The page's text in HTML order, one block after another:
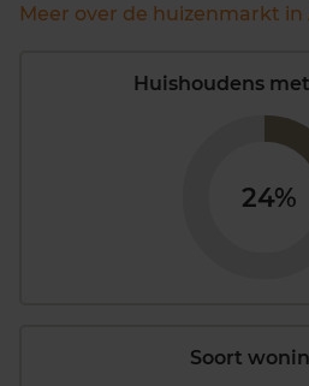
Meer over de huizenmarkt
Huishoudens
24%
Soort